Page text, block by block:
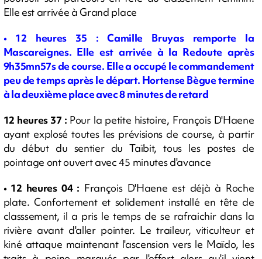
Elle est arrivée à Grand place
• 12 heures 35 : Camille Bruyas remporte la
Mascareignes. Elle est arrivée à la Redoute après
9h35mn57s de course. Elle a occupé le commandement
peu de temps après le départ. Hortense Bègue termine
à la deuxième place avec 8 minutes de retard
12 heures 37 : Pour la petite histoire, François D'Haene
ayant explosé toutes les prévisions de course, à partir
du début du sentier du Taïbit, tous les postes de
pointage ont ouvert avec 45 minutes d'avance
• 12 heures 04 : François D'Haene est déjà à Roche
plate. Confortement et solidement installé en tête de
classsement, il a pris le temps de se rafraichir dans la
rivière avant d'aller pointer. Le traileur, viticulteur et
kiné attaque maintenant l'ascension vers le Maïdo, les